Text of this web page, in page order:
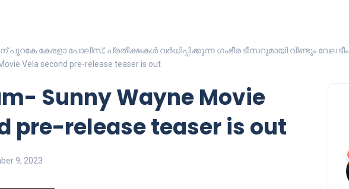
കേരളാ പോലീസ്; പ്രതീക്ഷകൾ വർധിപ്പിക്കുന്ന ഗംഭീര ടീസറുമായി വീണ്ടും വേല ടീം
Vela second pre-release teaser is out
Sunny Wayne Movie
pre-release teaser is out
9, 2023